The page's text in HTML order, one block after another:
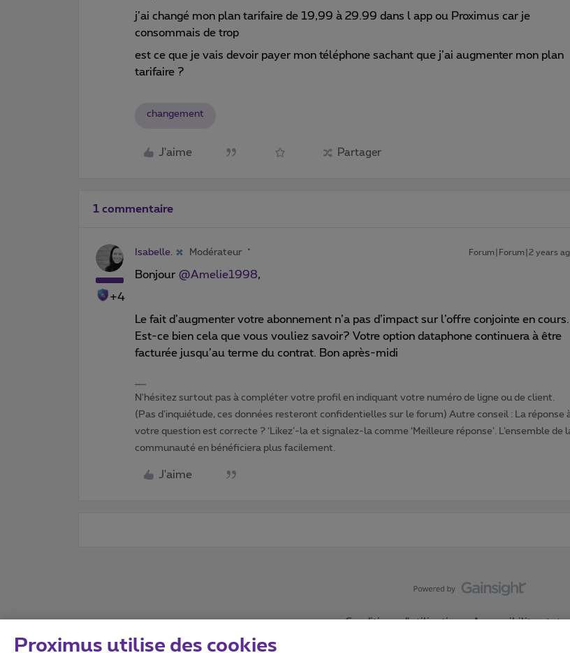
j’ai changé mon plan tarifaire de 19,99 à 29.99 dans l app ou Proximus car je
consommais de trop
est ce que je vais devoir payer mon téléphone sachant que j’ai augmenter mon plan
tarifaire ?
changement
J'aime Partager
1 commentaire
+4
Isabelle. Modérateur Forum|Forum|2 years
Bonjour @Amelie1998,
Le fait d’augmenter votre abonnement n’a pas d’impact sur l’offre conjointe en cours.
Est-ce bien cela que vous vouliez savoir? Votre option dataphone continuera à être
facturée jusqu’au terme du contrat. Bon après-midi
N'hésitez surtout pas à compléter votre profil en indiquant votre numéro de ligne ou de client.
(Pas d'inquiétude, ces données resteront confidentielles sur le forum) Autre conseil : La réponse
votre question est correcte ? ‘Likez’-la et signalez-la comme ‘Meilleure réponse’. L’ensemble de
communauté en bénéficiera plus facilement.
J'aime
Conditions d'utilisation Accessibility
Proximus utilise des cookies